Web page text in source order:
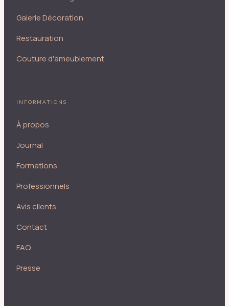
Galerie Décoration
Restauration
Couture d'ameublement
INFORMATIONS
À propos
Journal
Formations
Professionnels
Avis clients
Contact
FAQ
Presse